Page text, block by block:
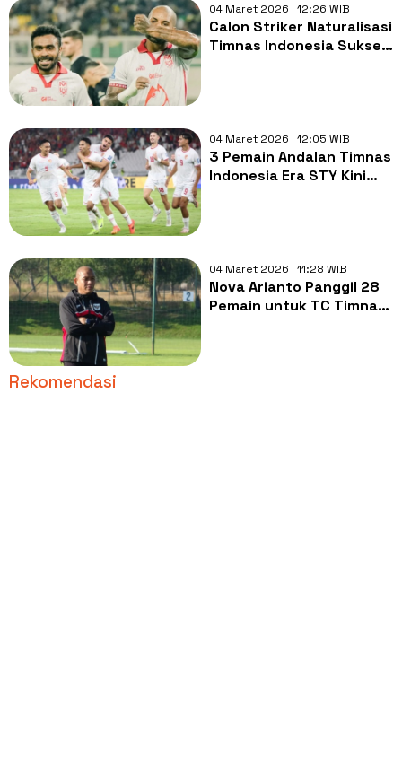
04 Maret 2026 | 12:26 WIB
Calon Striker Naturalisasi
Timnas Indonesia Sukses
04 Maret 2026 | 12:05 WIB
3 Pemain Andalan Timnas
Indonesia Era STY Kini
04 Maret 2026 | 11:28 WIB
Nova Arianto Panggil 28
Pemain untuk TC Timnas
Rekomendasi